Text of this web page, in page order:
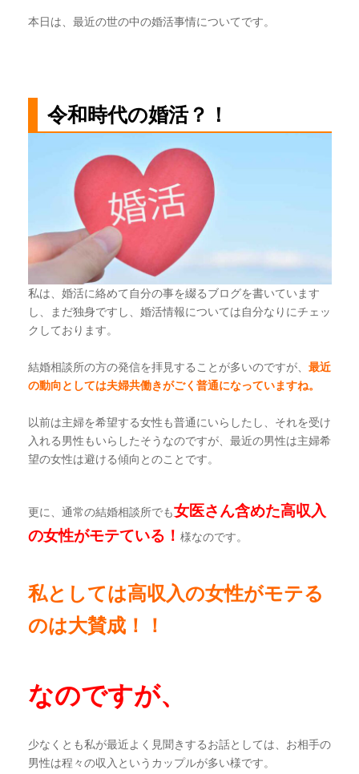
本日は、最近の世の中の婚活事情についてです。
令和時代の婚活？！
私は、婚活に絡めて自分の事を綴るブログを書いています
し、まだ独身ですし、婚活情報については自分なりにチェッ
クしております。
結婚相談所の方の発信を拝見することが多いのですが、 最近
の動向としては夫婦共働きがごく普通になっていますね。
以前は主婦を希望する女性も普通にいらしたし、それを受け
入れる男性もいらしたそうなのですが、最近の男性は主婦希
望の女性は避ける傾向とのことです。
更に、通常の結婚相談所でも女医さん含めた高収入
の女性がモテている！ 様なのです。
私としては高収入の女性がモテる
のは大賛成！！
なのですが、
少なくとも私が最近よく見聞きするお話としては、お相手の
男性は程々の収入というカップルが多い様です。